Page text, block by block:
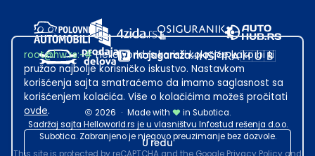
2026 · Made with
in Subotica.
Sadržaj sajta Helloworld.rs je u vlasništvu Infostud rešenja d.o.o.
Subotica. Zabranjeno je njegovo preuzimanje bez dozvole.
root@hw.rs:~#Helloworld.rs koristi kolačiće kako bi ti
pružao najbolje korisničko iskustvo. Nastavkom
korišćenja sajta smatraćemo da imamo saglasnost sa
korišćenjem kolačića. Više o kolačićima možeš pročitati
ovde.
U redu